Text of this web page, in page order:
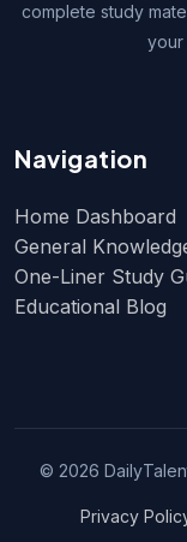
complete study
your
Navigation
Home Dashboard
General
One-Liner Study
Educational Blog
© 2026
Privacy